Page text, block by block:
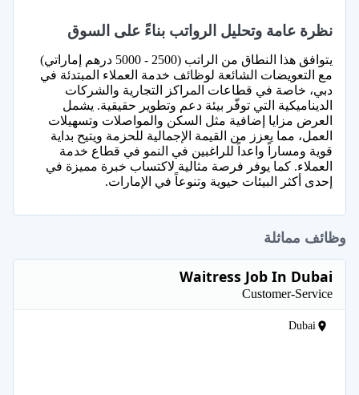
نظرة عامة وتحليل الرواتب بناءً على السوق
يتوافق هذا النطاق من الراتب (2500 - 5000 درهم إماراتي)
مع التعويضات الشائعة لوظائف خدمة العملاء المبتدئة في
دبي، خاصة في قطاعات المراكز التجارية والشركات
الديناميكية التي توفّر بيئة دعم وتطوير حقيقية. يشمل
العرض مزايا إضافية مثل السكن والمواصلات وتسهيلات
العمل، مما يعزز من القيمة الإجمالية للحزمة ويتيح بداية
قوية ومساراً واعداً للراغبين في النمو في قطاع خدمة
العملاء. كما يوفر فرصة مثالية لاكتساب خبرة مميزة في
إحدى أكثر البيئات حيوية وتنوعاً في الإمارات.
وظائف مماثلة
Waitress Job In Dubai
Customer-Service
Dubai